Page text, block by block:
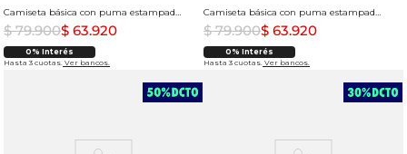
Camiseta básica con puma estampado para mujer
$ 79.900$ 63.920
0% Interés
Hasta 3 cuotas. Ver bancos.
Camiseta básica con puma estampado para mujer
$ 79.900$ 63.920
0% Interés
Hasta 3 cuotas. Ver bancos.